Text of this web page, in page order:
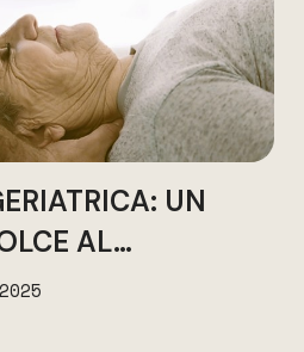
UN
AL
TERZA ETÀ